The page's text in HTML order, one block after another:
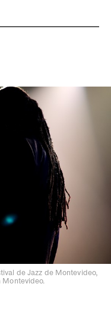
de Jazz de Montevideo,